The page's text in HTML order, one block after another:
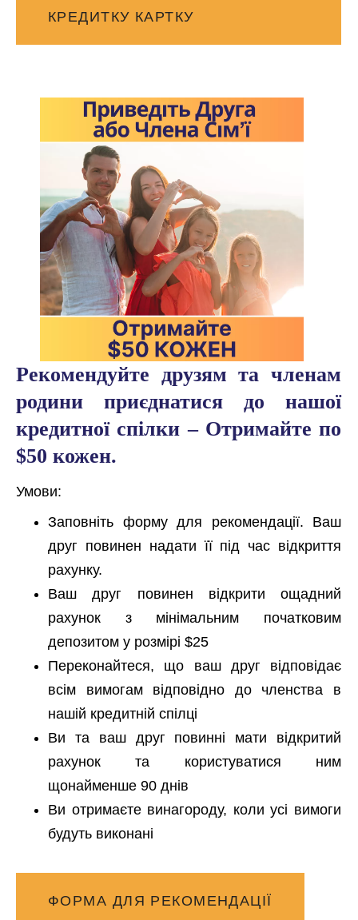
КРЕДИТКУ КАРТКУ
Рекомендуйте друзям та членам
родини приєднатися до нашої
кредитної спілки – Отримайте по
$50 кожен.
Умови:
Заповніть форму для рекомендації. Ваш
друг повинен надати її під час відкриття
рахунку.
Ваш друг повинен відкрити ощадний
рахунок з мінімальним початковим
депозитом у розмірі $25
Переконайтеся, що ваш друг відповідає
всім вимогам відповідно до членства в
нашій кредитній спілці
Ви та ваш друг повинні мати відкритий
рахунок та користуватися ним
щонайменше 90 днів
Ви отримаєте винагороду, коли усі вимоги
будуть виконані
ФОРМА ДЛЯ РЕКОМЕНДАЦІЇ